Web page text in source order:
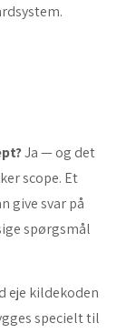
Ja — og det
scope. Et
give svar på
spørgsmål
eje kildekoden
specielt til